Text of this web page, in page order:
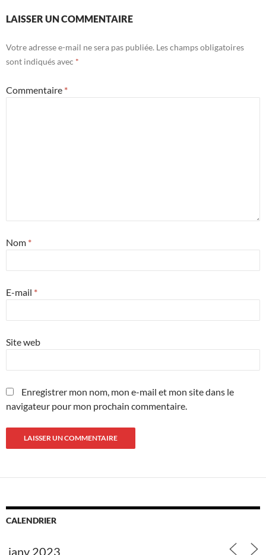
LAISSER UN COMMENTAIRE
Votre adresse e-mail ne sera pas publiée. Les champs obligatoires
sont indiqués avec *
Commentaire *
Nom *
E-mail *
Site web
Enregistrer mon nom, mon e-mail et mon site dans le
navigateur pour mon prochain commentaire.
CALENDRIER